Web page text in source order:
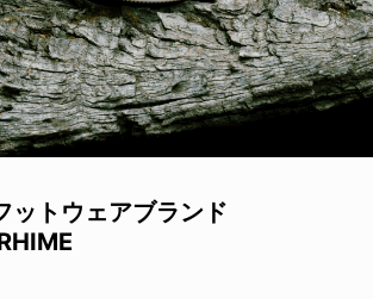
ットウェアブランド